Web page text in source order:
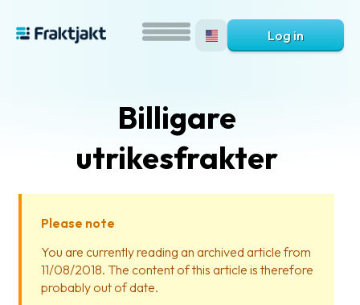
is
Fraktjakt?
Log in
Billigare
utrikesfrakter
Please note
You are currently reading an archived article from
11/08/2018. The content of this article is therefore
probably out of date.